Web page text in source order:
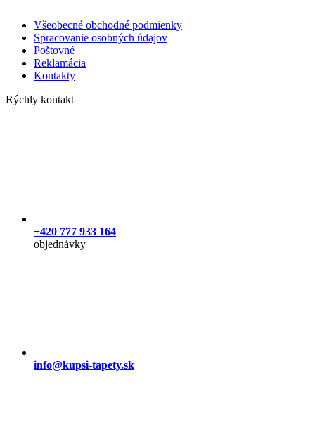
Všeobecné obchodné podmienky
Spracovanie osobných údajov
Poštovné
Reklamácia
Kontakty
Rýchly kontakt
+420 777 933 164
objednávky
info@kupsi-tapety.sk